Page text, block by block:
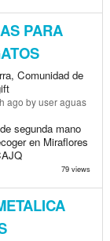
PARA
Comunidad de
ago by user aguas
segunda mano
en Miraflores
79 views